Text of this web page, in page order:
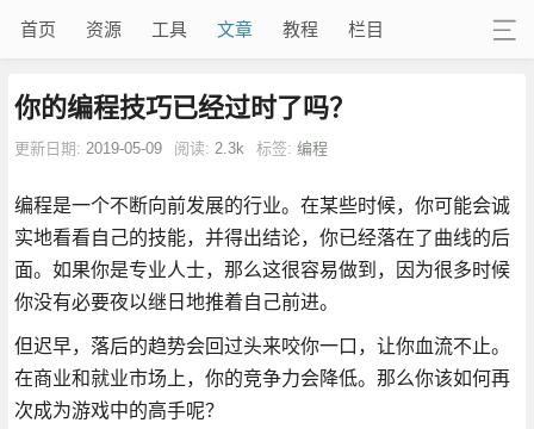
首页 资源 工具 文章 教程 栏目
你的编程技巧已经过时了吗？
更新日期: 2019-05-09 阅读: 2.3k 标签: 编程
编程是一个不断向前发展的行业。在某些时候，你可能会诚
实地看看自己的技能，并得出结论，你已经落在了曲线的后
面。如果你是专业人士，那么这很容易做到，因为很多时候
你没有必要夜以继日地推着自己前进。
但迟早，落后的趋势会回过头来咬你一口，让你血流不止。
在商业和就业市场上，你的竞争力会降低。那么你该如何再
次成为游戏中的高手呢？